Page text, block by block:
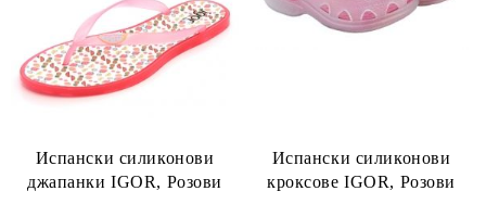
Испански силиконови
джапанки IGOR, Розови
Испански силиконови
кроксове IGOR, Розови